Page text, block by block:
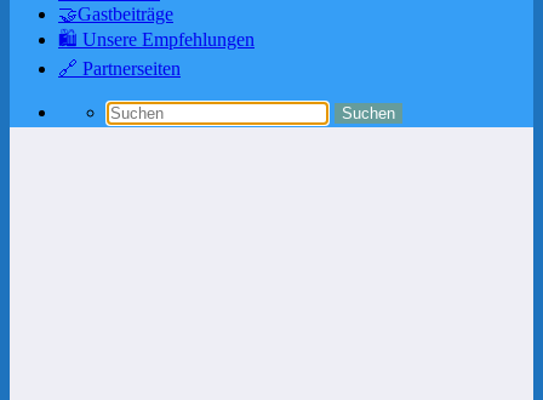
🤝Gastbeiträge
🛍️ Unsere Empfehlungen
🔗 Partnerseiten